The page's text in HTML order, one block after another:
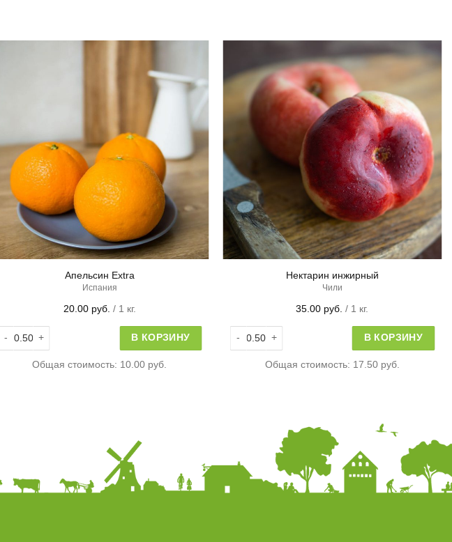
Апельсин Extra
Испания
20.00 руб. / 1 кг.
Количество товара Апельсин Extra
В КОРЗИНУ
Общая стоимость: 10.00 руб.
Нектарин инжирный
Чили
35.00 руб. / 1 кг.
Количество товара Нектарин инжирный
В КОРЗИНУ
Общая стоимость: 17.50 руб.